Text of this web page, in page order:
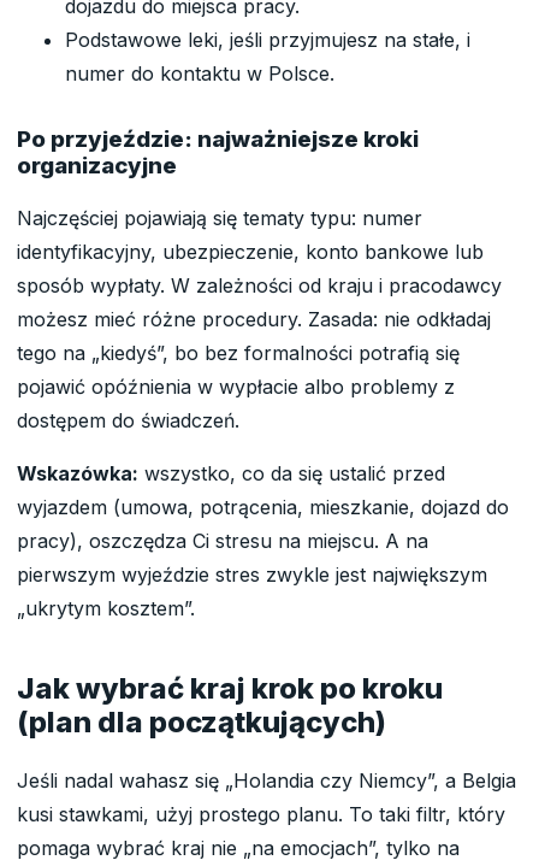
dojazdu do miejsca pracy.
Podstawowe leki, jeśli przyjmujesz na stałe, i
numer do kontaktu w Polsce.
Po przyjeździe: najważniejsze kroki
organizacyjne
Najczęściej pojawiają się tematy typu: numer
identyfikacyjny, ubezpieczenie, konto bankowe lub
sposób wypłaty. W zależności od kraju i pracodawcy
możesz mieć różne procedury. Zasada: nie odkładaj
tego na „kiedyś”, bo bez formalności potrafią się
pojawić opóźnienia w wypłacie albo problemy z
dostępem do świadczeń.
Wskazówka: wszystko, co da się ustalić przed
wyjazdem (umowa, potrącenia, mieszkanie, dojazd do
pracy), oszczędza Ci stresu na miejscu. A na
pierwszym wyjeździe stres zwykle jest największym
„ukrytym kosztem”.
Jak wybrać kraj krok po kroku
(plan dla początkujących)
Jeśli nadal wahasz się „Holandia czy Niemcy”, a Belgia
kusi stawkami, użyj prostego planu. To taki filtr, który
pomaga wybrać kraj nie „na emocjach”, tylko na